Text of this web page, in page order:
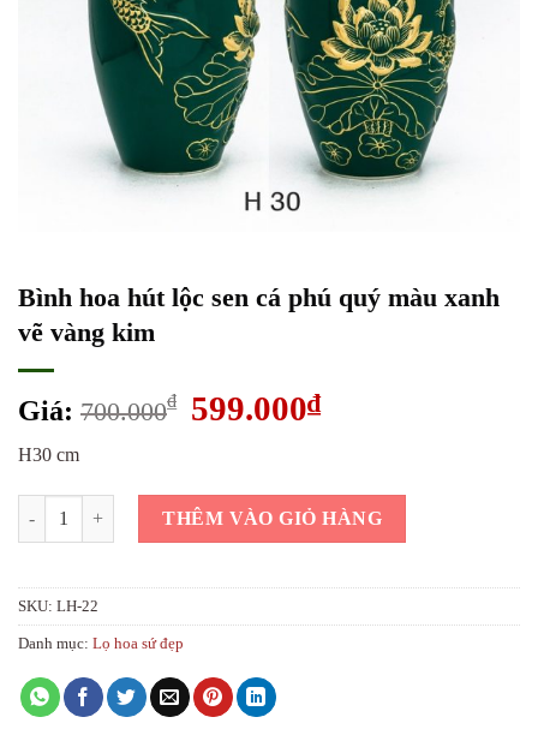
Bình hoa hút lộc sen cá phú quý màu xanh
vẽ vàng kim
Giá: 700.000₫
Giá
700.000₫.
599.000₫Giá
là:
599.000₫.
H30 cm
Bình hoa hút lộc sen cá phú quý màu xanh vẽ vàng kim số lượng
THÊM VÀO GIỎ HÀNG
SKU: LH-22
Danh mục: Lọ hoa sứ đẹp